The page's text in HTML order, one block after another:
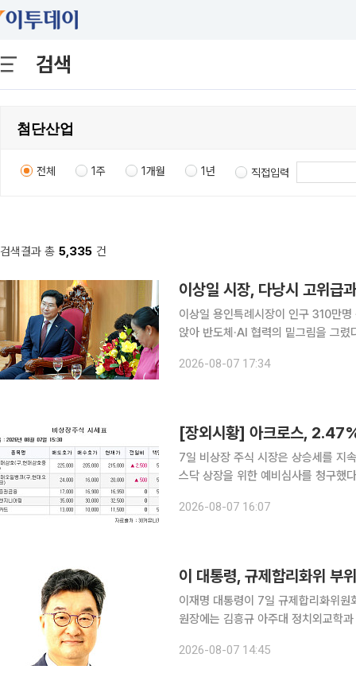
검색
전체 1주 1개월 1년 직접입력
검색결과 총 5,335 건
이상일 시장, 다낭시 고위급
이상일 용인특례시장이 인구 310만
앉아 반도체·AI 협력의 밑그림을 그렸다. 7일 이투데이 취재를 종합하면 이 시장은 이날 오
논의했다. 회담에는 이 시장과
2026-08-07 17:34
[장외시황] 아크로스,
7일 비상장 주식 시장은 상승세를 지속했다. 반도체 공정장비용 정밀부품 제조기업
스닥 상장을 위한 예비심사를 청구했
유지했다. 석유 정제 전문업체
2026-08-07 16:07
이 대통령, 규제합리화위 부
이재명 대통령이 7일 규제합리화위
원장에는 김흥규 아주대 정치외교학과 교수를 발탁했다. 강유정
관을 지냈으며, 공학·경제학·산업정
2026-08-07 14:45